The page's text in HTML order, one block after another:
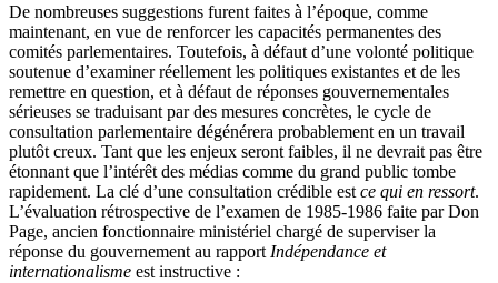
De nombreuses suggestions furent faites à l’époque, comme
maintenant, en vue de renforcer les capacités permanentes des
comités parlementaires. Toutefois, à défaut d’une volonté politique
soutenue d’examiner réellement les politiques existantes et de les
remettre en question, et à défaut de réponses gouvernementales
sérieuses se traduisant par des mesures concrètes, le cycle de
consultation parlementaire dégénérera probablement en un travail
plutôt creux. Tant que les enjeux seront faibles, il ne devrait pas être
étonnant que l’intérêt des médias comme du grand public tombe
rapidement. La clé d’une consultation crédible est ce qui en ressort.
L’évaluation rétrospective de l’examen de 1985-1986 faite par Don
Page, ancien fonctionnaire ministériel chargé de superviser la
réponse du gouvernement au rapport Indépendance et
internationalisme est instructive :